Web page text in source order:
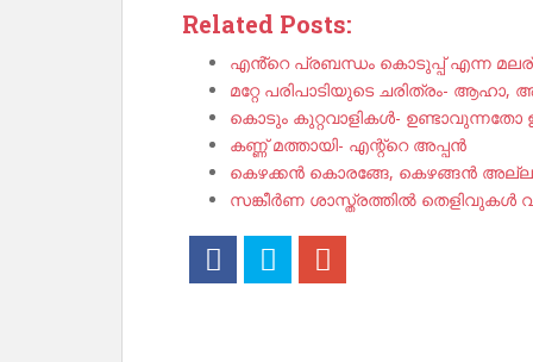
Related Posts:
എൻ്റെ പ്രബന്ധം കൊടുപ്പ് എന്ന
മറ്റേ പരിപാടിയുടെ ചരിത്രം-
കൊടും കുറ്റവാളികൾ- ഉണ്ടാവുന്നതോ
കണ്ണ് മത്തായി- എന്റ്റെ അപ്പൻ
കെഴക്കൻ കൊരങ്ങേ, കെഴങ്ങൻ
സങ്കീർണ ശാസ്ത്രത്തിൽ തെളിവുകൾ